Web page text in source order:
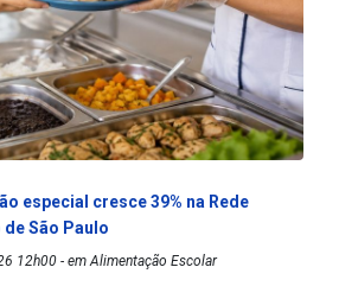
especial cresce 39% na Rede
São Paulo
12h00 - em Alimentação Escolar